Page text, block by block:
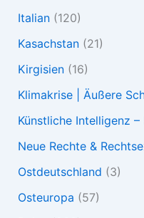
Italian(120)
Kasachstan(21)
Kirgisien(16)
Klimakrise | Äußere
Künstliche Intelligenz –
Neue Rechte &
Ostdeutschland (3)
Osteuropa (57)